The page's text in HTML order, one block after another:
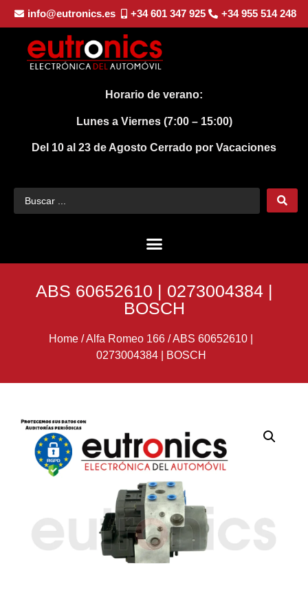
info@eutronics.es +34 601 347 925 +34 955 514 248
Horario de verano:
Lunes a Viernes (7:00 – 15:00)
Del 10 al 23 de Agosto Cerrado por Vacaciones
ABS 60652610 | 0273004384 |
BOSCH
Home /Alfa Romeo 166 /ABS 60652610 |
0273004384 | BOSCH